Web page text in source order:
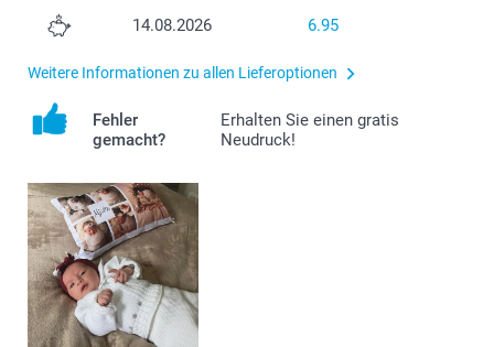
14.08.2026 6.95
Weitere Informationen zu allen Lieferoptionen
Fehler
gemacht?
Erhalten Sie einen gratis
Neudruck!